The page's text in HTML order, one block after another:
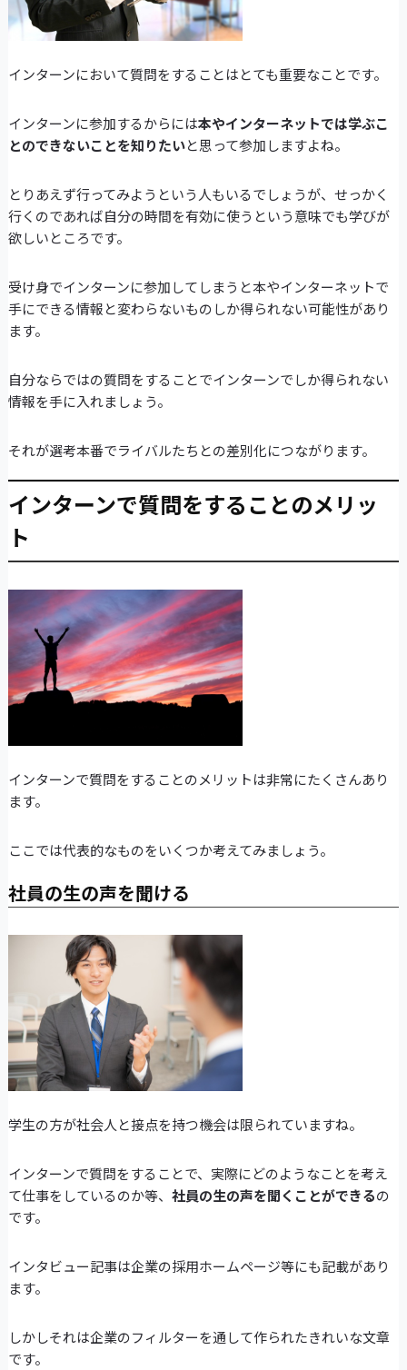
インターンにおいて質問をすることはとても重要なことです。
インターンに参加するからには本やインターネットでは学ぶこ
とのできないことを知りたいと思って参加しますよね。
とりあえず行ってみようという人もいるでしょうが、せっかく
行くのであれば自分の時間を有効に使うという意味でも学びが
欲しいところです。
受け身でインターンに参加してしまうと本やインターネットで
手にできる情報と変わらないものしか得られない可能性があり
ます。
自分ならではの質問をすることでインターンでしか得られない
情報を手に入れましょう。
それが選考本番でライバルたちとの差別化につながります。
インターンで質問をすることのメリッ
ト
インターンで質問をすることのメリットは非常にたくさんあり
ます。
ここでは代表的なものをいくつか考えてみましょう。
社員の生の声を聞ける
学生の方が社会人と接点を持つ機会は限られていますね。
インターンで質問をすることで、実際にどのようなことを考え
て仕事をしているのか等、 社員の生の声を聞くことができるの
です。
インタビュー記事は企業の採用ホームページ等にも記載があり
ます。
しかしそれは企業のフィルターを通して作られたきれいな文章
です。